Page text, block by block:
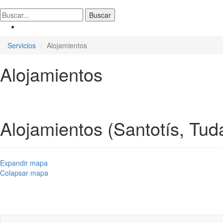
Servicios Alojamientos
Alojamientos
Alojamientos (Santotís,
Expandir mapa
Colapsar mapa